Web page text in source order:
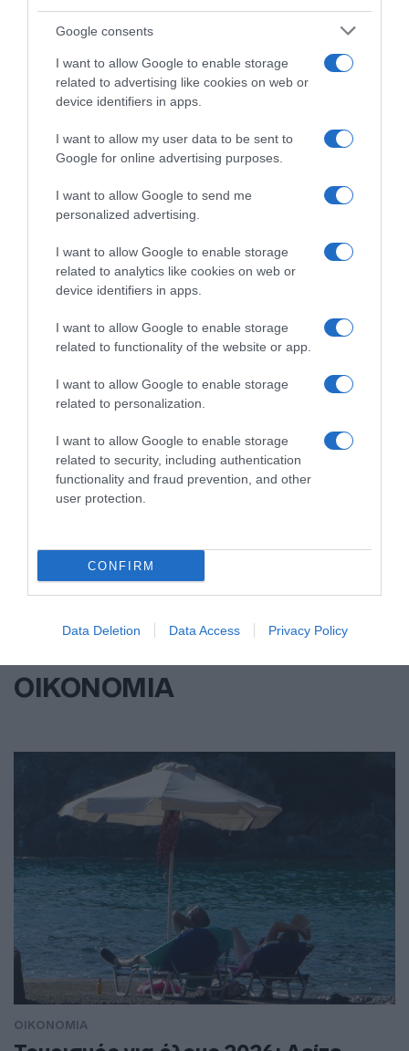
Google consents
I want to allow Google to enable storage
related to advertising like cookies on web or
device identifiers in apps.
I want to allow my user data to be sent to
Google for online advertising purposes.
I want to allow Google to send me
personalized advertising.
I want to allow Google to enable storage
related to analytics like cookies on web or
device identifiers in apps.
I want to allow Google to enable storage
related to functionality of the website or app.
I want to allow Google to enable storage
related to personalization.
I want to allow Google to enable storage
related to security, including authentication
functionality and fraud prevention, and other
user protection.
CONFIRM
Data Deletion Data Access Privacy Policy
ΣΧΟΛΙΑ
ΟΙΚΟΝΟΜΙΑ
ΟΙΚΟΝΟΜΙΑ